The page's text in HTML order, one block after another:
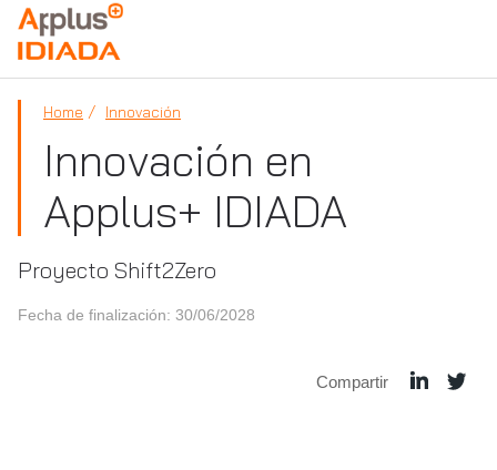
APPLUS+
Home Innovación
Innovación en
Applus+ IDIADA
Proyecto Shift2Zero
Fecha de finalización: 30/06/2028
Compartir